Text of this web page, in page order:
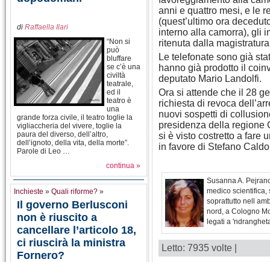
di Raffaella Ilari
“Non si
può
bluffare
se c’è una
civiltà
teatrale,
ed il
teatro è
una
grande forza civile, il teatro toglie la
vigliaccheria del vivere, toglie la
paura del diverso, dell’altro,
dell’ignoto, della vita, della morte”.
Parole di Leo …
continua »
Inchieste » Quali riforme? »
Il governo Berlusconi
non è riuscito a
cancellare l’articolo 18,
ci riuscirà la ministra
Fornero?
anni e quattro mesi, e le
(quest’ultimo ora
interno alla camorra), gli
ritenuta dalla
Le telefonate sono già
hanno già prodotto il
deputato Mario Landolfi.
Ora si attende che il 28
richiesta di revoca
nuovi sospetti di
presidenza della regione
si è visto costretto a fare
in favore di Stefano
Susanna A.
medico scientifica,
soprattutto nell
nord, a Cologno
legati a
Letto: 7935 volte |